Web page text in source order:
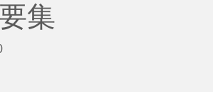
集